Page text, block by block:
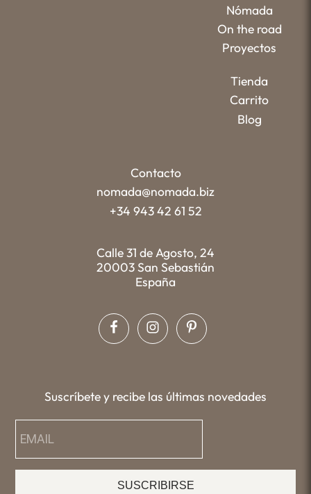
Nómada
On the road
Proyectos
Tienda
Carrito
Blog
Contacto
nomada@nomada.biz
+34 943 42 61 52
Calle 31 de Agosto, 24
20003 San Sebastián
España
Suscríbete y recibe las últimas novedades
SUSCRIBIRSE